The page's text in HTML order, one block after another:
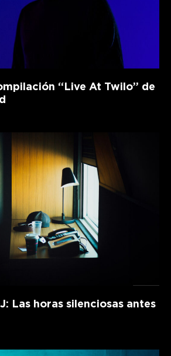
“Live At Twilo” de
Las horas silenciosas antes